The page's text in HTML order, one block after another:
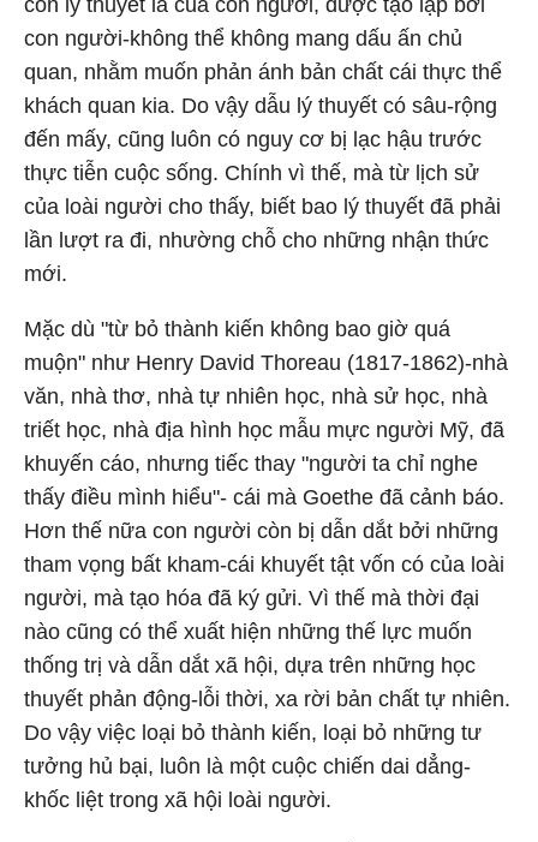
còn lý thuyết là của con người, được tạo lập bởi
con người-không thể không mang dấu ấn chủ
quan, nhằm muốn phản ánh bản chất cái thực thể
khách quan kia. Do vậy dẫu lý thuyết có sâu-rộng
đến mấy, cũng luôn có nguy cơ bị lạc hậu trước
thực tiễn cuộc sống. Chính vì thế, mà từ lịch sử
của loài người cho thấy, biết bao lý thuyết đã phải
lần lượt ra đi, nhường chỗ cho những nhận thức
mới.
Mặc dù "từ bỏ thành kiến không bao giờ quá
muộn" như Henry David Thoreau (1817-1862)-nhà
văn, nhà thơ, nhà tự nhiên học, nhà sử học, nhà
triết học, nhà địa hình học mẫu mực người Mỹ, đã
khuyến cáo, nhưng tiếc thay "người ta chỉ nghe
thấy điều mình hiểu"- cái mà Goethe đã cảnh báo.
Hơn thế nữa con người còn bị dẫn dắt bởi những
tham vọng bất kham-cái khuyết tật vốn có của loài
người, mà tạo hóa đã ký gửi. Vì thế mà thời đại
nào cũng có thể xuất hiện những thế lực muốn
thống trị và dẫn dắt xã hội, dựa trên những học
thuyết phản động-lỗi thời, xa rời bản chất tự nhiên.
Do vậy việc loại bỏ thành kiến, loại bỏ những tư
tưởng hủ bại, luôn là một cuộc chiến dai dẳng-
khốc liệt trong xã hội loài người.